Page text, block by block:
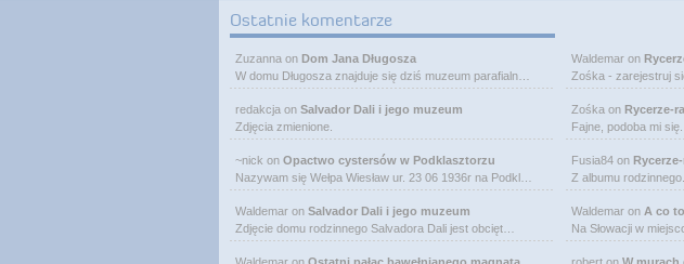
Ostatnie komentarze
Zuzanna on Dom Jana Długosza
W domu Długosza znajduje się dziś muzeum parafialn…
redakcja on Salvador Dali i jego muzeum
Zdjęcia zmienione.
~nick on Opactwo cystersów w Podklasztorzu
Nazywam się Wełpa Wiesław ur. 23 06 1936r na Podkl…
Waldemar on Salvador Dali i jego muzeum
Zdjęcie domu rodzinnego Salvadora Dali jest obcięt…
Waldemar on
Zośka - zarejestruj
Zośka on Rycerze-
Fajne, podoba mi
Fusia84 on
Z albumu rodzinnego.
Waldemar on A co
Na Słowacji w